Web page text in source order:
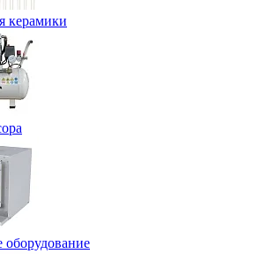
керамики
оборудование